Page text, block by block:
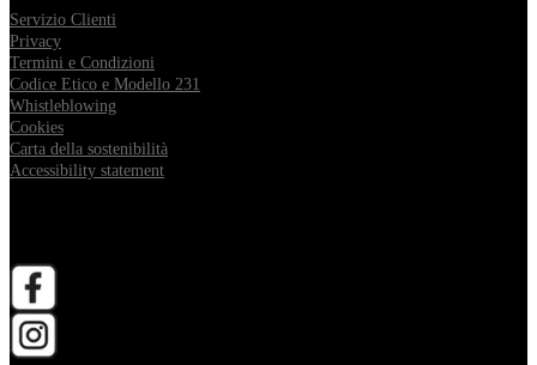
Servizio Clienti
Privacy
Termini e Condizioni
Codice Etico e Modello 231
Whistleblowing
Cookies
Carta della sostenibilità
Accessibility statement
apri in una nuova scheda
apri in una nuova scheda